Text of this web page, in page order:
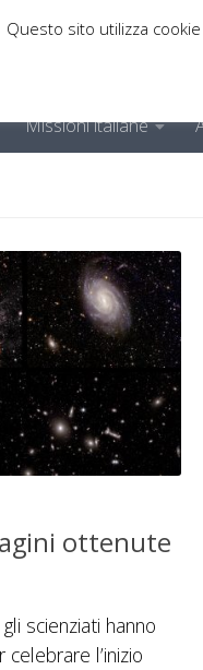
Missioni italiane
ottenute
scienziati hanno
l’inizio
Questo sito utilizza